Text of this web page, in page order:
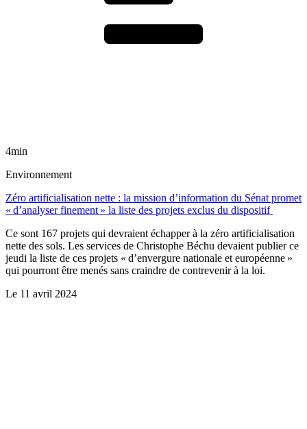
4min
Environnement
Zéro artificialisation nette : la mission d’information du Sénat promet
« d’analyser finement » la liste des projets exclus du dispositif
Ce sont 167 projets qui devraient échapper à la zéro artificialisation
nette des sols. Les services de Christophe Béchu devaient publier ce
jeudi la liste de ces projets « d’envergure nationale et européenne »
qui pourront être menés sans craindre de contrevenir à la loi.
Le 11 avril 2024